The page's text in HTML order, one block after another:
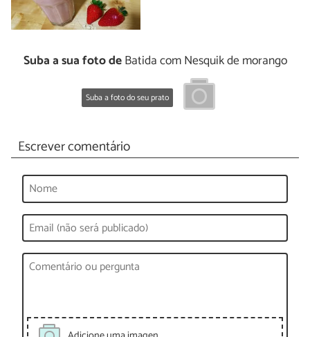
Suba a sua foto deBatida com Nesquik de morango
Suba a foto do seu prato
Escrever comentário